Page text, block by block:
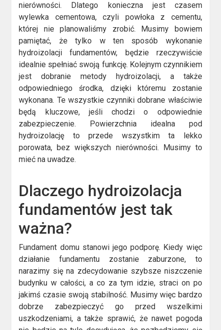
nierówności. Dlatego konieczna jest czasem
wylewka cementowa, czyli powłoka z cementu,
której nie planowaliśmy zrobić. Musimy bowiem
pamiętać, że tylko w ten sposób wykonanie
hydroizolacji fundamentów, będzie rzeczywiście
idealnie spełniać swoją funkcję. Kolejnym czynnikiem
jest dobranie metody hydroizolacji, a także
odpowiedniego środka, dzięki któremu zostanie
wykonana. Te wszystkie czynniki dobrane właściwie
będą kluczowe, jeśli chodzi o odpowiednie
zabezpieczenie. Powierzchnia idealna pod
hydroizolację to przede wszystkim ta lekko
porowata, bez większych nierówności. Musimy to
mieć na uwadze.
Dlaczego hydroizolacja
fundamentów jest tak
ważna?
Fundament domu stanowi jego podporę. Kiedy więc
działanie fundamentu zostanie zaburzone, to
narazimy się na zdecydowanie szybsze niszczenie
budynku w całości, a co za tym idzie, straci on po
jakimś czasie swoją stabilność. Musimy więc bardzo
dobrze zabezpieczyć go przed wszelkimi
uszkodzeniami, a także sprawić, że nawet pogoda